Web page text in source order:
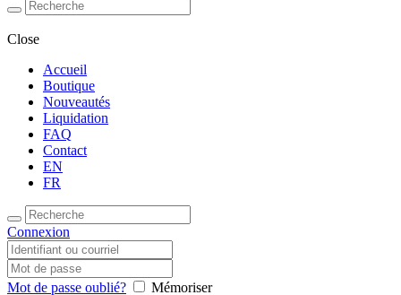
Close
Accueil
Boutique
Nouveautés
Liquidation
FAQ
Contact
EN
FR
Connexion
Mot de passe oublié? Mémoriser